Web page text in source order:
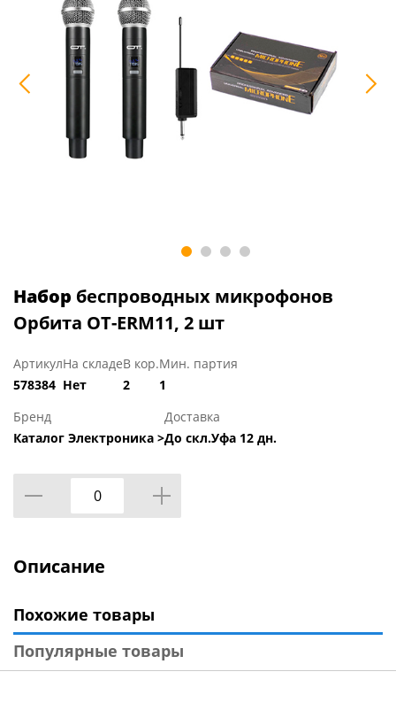
Набор беспроводных микрофонов
Орбита OT-ERM11, 2 шт
Артикул
578384
На складе
Нет
В кор.
2
Мин. партия
1
Бренд
Каталог Электроника >
Доставка
До скл.Уфа 12 дн.
Описание
Похожие товары
Популярные товары